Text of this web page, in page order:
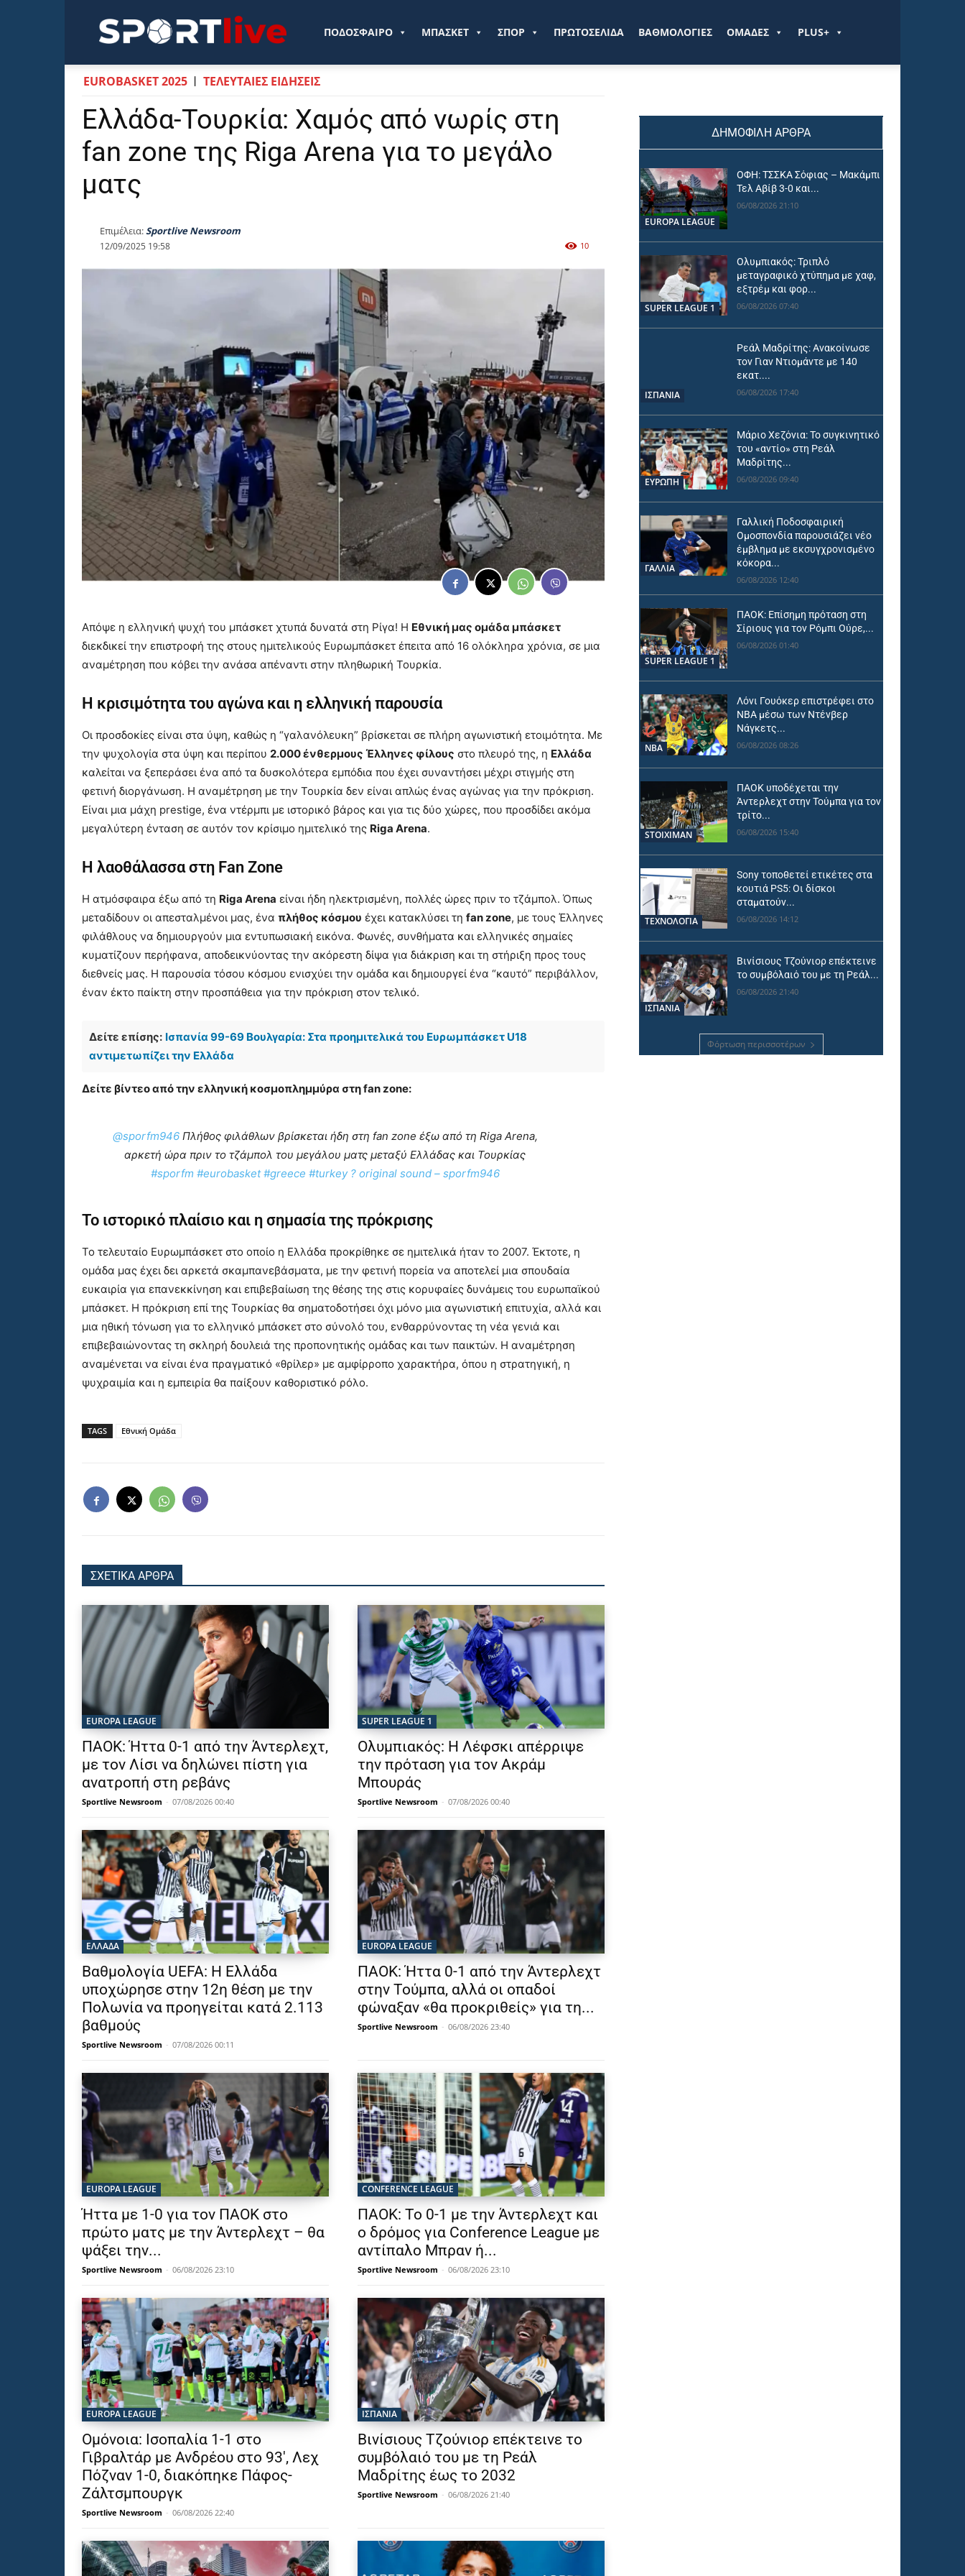
Sportlive.grΠΟΔΟΣΦΑΙΡΟ ΜΠΑΣΚΕΤ ΣΠΟΡ ΠΡΩΤΟΣΕΛΙΔΑ ΒΑΘΜΟΛΟΓΙΕΣ ΟΜΑΔΕΣ PLUS+
EUROBASKET 2025 ΤΕΛΕΥΤΑΙΕΣ ΕΙΔΗΣΕΙΣ
Ελλάδα-Τουρκία: Χαμός από νωρίς στη
fan zone της Riga Arena για το μεγάλο
ματς
Επιμέλεια:Sportlive Newsroom
12/09/2025 19:58 10
Απόψε η ελληνική ψυχή του μπάσκετ χτυπά δυνατά στη Ρίγα! Η Εθνική μας ομάδα μπάσκετ
διεκδικεί την επιστροφή της στους ημιτελικούς Ευρωμπάσκετ έπειτα από 16 ολόκληρα χρόνια, σε μια
αναμέτρηση που κόβει την ανάσα απέναντι στην πληθωρική Τουρκία.
Η κρισιμότητα του αγώνα και η ελληνική παρουσία
Οι προσδοκίες είναι στα ύψη, καθώς η “γαλανόλευκη” βρίσκεται σε πλήρη αγωνιστική ετοιμότητα. Με
την ψυχολογία στα ύψη και περίπου 2.000 ένθερμους Έλληνες φίλους στο πλευρό της, η Ελλάδα
καλείται να ξεπεράσει ένα από τα δυσκολότερα εμπόδια που έχει συναντήσει μέχρι στιγμής στη
φετινή διοργάνωση. Η αναμέτρηση με την Τουρκία δεν είναι απλώς ένας αγώνας για την πρόκριση.
Είναι μια μάχη prestige, ένα ντέρμπι με ιστορικό βάρος και για τις δύο χώρες, που προσδίδει ακόμα
μεγαλύτερη ένταση σε αυτόν τον κρίσιμο ημιτελικό της Riga Arena.
Η λαοθάλασσα στη Fan Zone
Η ατμόσφαιρα έξω από τη Riga Arena είναι ήδη ηλεκτρισμένη, πολλές ώρες πριν το τζάμπολ. Όπως
μεταδίδουν οι απεσταλμένοι μας, ένα πλήθος κόσμου έχει κατακλύσει τη fan zone, με τους Έλληνες
φιλάθλους να δημιουργούν μια εντυπωσιακή εικόνα. Φωνές, συνθήματα και ελληνικές σημαίες
κυματίζουν περήφανα, αποδεικνύοντας την ακόρεστη δίψα για διάκριση και τη στήριξη προς τους
διεθνείς μας. Η παρουσία τόσου κόσμου ενισχύει την ομάδα και δημιουργεί ένα “καυτό” περιβάλλον,
έναν έκτο παίκτη στην προσπάθεια για την πρόκριση στον τελικό.
Δείτε επίσης: Ισπανία 99-69 Βουλγαρία: Στα προημιτελικά του Ευρωμπάσκετ U18
αντιμετωπίζει την Ελλάδα
Δείτε βίντεο από την ελληνική κοσμοπλημμύρα στη fan zone:
@sporfm946Πλήθος φιλάθλων βρίσκεται ήδη στη fan zone έξω από τη Riga Arena,
αρκετή ώρα πριν το τζάμπολ του μεγάλου ματς μεταξύ Ελλάδας και Τουρκίας
#sporfm #eurobasket #greece #turkey ? original sound – sporfm946
Το ιστορικό πλαίσιο και η σημασία της πρόκρισης
Το τελευταίο Ευρωμπάσκετ στο οποίο η Ελλάδα προκρίθηκε σε ημιτελικά ήταν το 2007. Έκτοτε, η
ομάδα μας έχει δει αρκετά σκαμπανεβάσματα, με την φετινή πορεία να αποτελεί μια σπουδαία
ευκαιρία για επανεκκίνηση και επιβεβαίωση της θέσης της στις κορυφαίες δυνάμεις του ευρωπαϊκού
μπάσκετ. Η πρόκριση επί της Τουρκίας θα σηματοδοτήσει όχι μόνο μια αγωνιστική επιτυχία, αλλά και
μια ηθική τόνωση για το ελληνικό μπάσκετ στο σύνολό του, ενθαρρύνοντας τη νέα γενιά και
επιβεβαιώνοντας τη σκληρή δουλειά της προπονητικής ομάδας και των παικτών. Η αναμέτρηση
αναμένεται να είναι ένα πραγματικό «θρίλερ» με αμφίρροπο χαρακτήρα, όπου η στρατηγική, η
ψυχραιμία και η εμπειρία θα παίξουν καθοριστικό ρόλο.
TAGS Εθνική Ομάδα
ΣΧΕΤΙΚΑ ΑΡΘΡΑ
EUROPA LEAGUE
ΠΑΟΚ: Ήττα 0-1 από την Άντερλεχτ,
με τον Λίσι να δηλώνει πίστη για
ανατροπή στη ρεβάνς
Sportlive Newsroom - 07/08/2026 00:40
SUPER LEAGUE 1
Ολυμπιακός: Η Λέφσκι απέρριψε
την πρόταση για τον Ακράμ
Μπουράς
Sportlive Newsroom - 07/08/2026 00:40
ΕΛΛΑΔΑ
Βαθμολογία UEFA: Η Ελλάδα
υποχώρησε στην 12η θέση με την
Πολωνία να προηγείται κατά 2.113
βαθμούς
Sportlive Newsroom - 07/08/2026 00:11
EUROPA LEAGUE
ΠΑΟΚ: Ήττα 0-1 από την Άντερλεχτ
στην Τούμπα, αλλά οι οπαδοί
φώναξαν «θα προκριθείς» για τη...
Sportlive Newsroom - 06/08/2026 23:40
EUROPA LEAGUE
Ήττα με 1-0 για τον ΠΑΟΚ στο
πρώτο ματς με την Άντερλεχτ – θα
ψάξει την...
Sportlive Newsroom - 06/08/2026 23:10
CONFERENCE LEAGUE
ΠΑΟΚ: Το 0-1 με την Άντερλεχτ και
ο δρόμος για Conference League με
αντίπαλο Μπραν ή...
Sportlive Newsroom - 06/08/2026 23:10
EUROPA LEAGUE
Ομόνοια: Ισοπαλία 1-1 στο
Γιβραλτάρ με Ανδρέου στο 93′, Λεχ
Πόζναν 1-0, διακόπηκε Πάφος-
Ζάλτσμπουργκ
Sportlive Newsroom - 06/08/2026 22:40
ΙΣΠΑΝΙΑ
Βινίσιους Τζούνιορ επέκτεινε το
συμβόλαιό του με τη Ρεάλ
Μαδρίτης έως το 2032
Sportlive Newsroom - 06/08/2026 21:40
ΔΗΜΟΦΙΛΗ ΑΡΘΡΑ
EUROPA LEAGUE
ΟΦΗ: ΤΣΣΚΑ Σόφιας – Μακάμπι
Τελ Αβίβ 3-0 και...
06/08/2026 21:10
SUPER LEAGUE 1
Ολυμπιακός: Τριπλό
μεταγραφικό χτύπημα με χαφ,
εξτρέμ και φορ...
06/08/2026 07:40
ΙΣΠΑΝΙΑ
Ρεάλ Μαδρίτης: Ανακοίνωσε
τον Γιαν Ντιομάντε με 140
εκατ....
06/08/2026 17:40
ΕΥΡΩΠΗ
Μάριο Χεζόνια: Το συγκινητικό
του «αντίο» στη Ρεάλ
Μαδρίτης...
06/08/2026 09:40
ΓΑΛΛΙΑ
Γαλλική Ποδοσφαιρική
Ομοσπονδία παρουσιάζει νέο
έμβλημα με εκσυγχρονισμένο
κόκορα...
06/08/2026 12:40
SUPER LEAGUE 1
ΠΑΟΚ: Επίσημη πρόταση στη
Σίριους για τον Ρόμπι Ούρε,...
06/08/2026 01:40
NBA
Λόνι Γουόκερ επιστρέφει στο
NBA μέσω των Ντένβερ
Νάγκετς...
06/08/2026 08:26
STOIXIMAN
ΠΑΟΚ υποδέχεται την
Άντερλεχτ στην Τούμπα για τον
τρίτο...
06/08/2026 15:40
ΤΕΧΝΟΛΟΓΙΑ
Sony τοποθετεί ετικέτες στα
κουτιά PS5: Οι δίσκοι
σταματούν...
06/08/2026 14:12
ΙΣΠΑΝΙΑ
Βινίσιους Τζούνιορ επέκτεινε
το συμβόλαιό του με τη Ρεάλ...
06/08/2026 21:40
Φόρτωση περισσοτέρων